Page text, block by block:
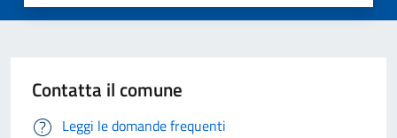
Contatta il comune
Leggi le domande frequenti